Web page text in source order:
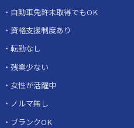
自動車免許未取得でもOK
資格支援制度あり
転勤なし
残業少ない
女性が活躍中
ノルマ無し
ブランクOK